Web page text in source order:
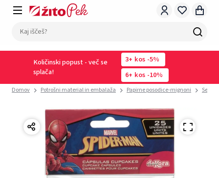
Količinski popust - več se
splača!
3 kos -5%
6
kos -10%
Domov Potrošni material in embalaža Papirne posodice-mignoni Seti